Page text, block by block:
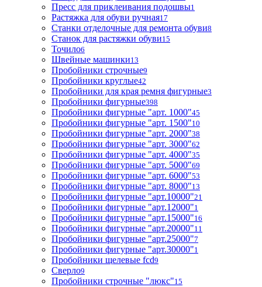
Пресс для приклеивания подошвы1
Растяжка для обуви ручная17
Станки отделочные для ремонта обуви8
Станок для растяжки обуви15
Точило6
Швейные машинки13
Пробойники строчные9
Пробойники круглые42
Пробойники для края ремня фигурные3
Пробойники фигурные398
Пробойники фигурные "арт. 1000"45
Пробойники фигурные "арт. 1500"10
Пробойники фигурные "арт. 2000"38
Пробойники фигурные "арт. 3000"62
Пробойники фигурные "арт. 4000"35
Пробойники фигурные "арт. 5000"69
Пробойники фигурные "арт. 6000"53
Пробойники фигурные "арт. 8000"13
Пробойники фигурные "арт.10000"21
Пробойники фигурные "арт.12000"1
Пробойники фигурные "арт.15000"16
Пробойники фигурные "арт.20000"11
Пробойники фигурные "арт.25000"7
Пробойники фигурные "арт.30000"1
Пробойники щелевые fcd9
Сверло9
Пробойники строчные "люкс"15